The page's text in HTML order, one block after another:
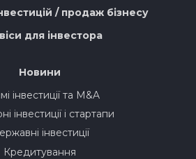
/ продаж бізнесу
для інвестора
Новини
інвестиції та M&A
інвестиції і стартапи
інвестиції
Кредитування